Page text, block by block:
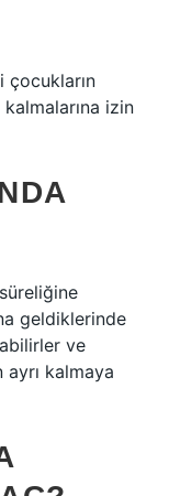
çocukların
izin
geldiklerinde
ve
kalmaya